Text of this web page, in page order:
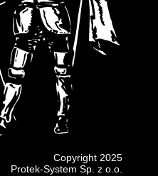
Copyright 2025
Protek-System Sp. z o.o.